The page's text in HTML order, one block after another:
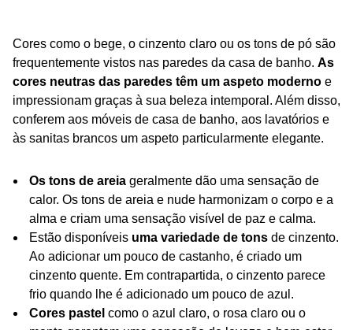
Cores como o bege, o cinzento claro ou os tons de pó são
frequentemente vistos nas paredes da casa de banho. As
cores neutras das paredes têm um aspeto moderno e
impressionam graças à sua beleza intemporal. Além disso,
conferem aos móveis de casa de banho, aos lavatórios e
às sanitas brancos um aspeto particularmente elegante.
Os tons de areia geralmente dão uma sensação de
calor. Os tons de areia e nude harmonizam o corpo e a
alma e criam uma sensação visível de paz e calma.
Estão disponíveis uma variedade de tons de cinzento.
Ao adicionar um pouco de castanho, é criado um
cinzento quente. Em contrapartida, o cinzento parece
frio quando lhe é adicionado um pouco de azul.
Cores pastel como o azul claro, o rosa claro ou o